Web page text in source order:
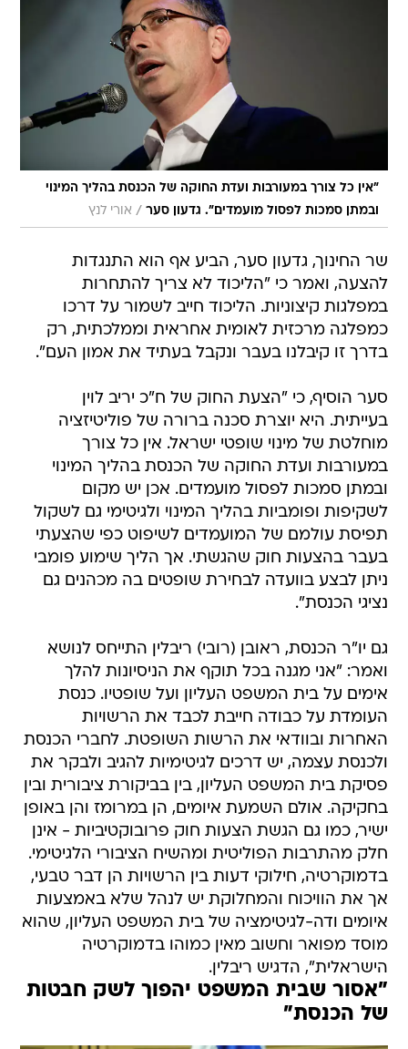
"אין כל צורך במעורבות ועדת החוקה של הכנסת בהליך המינוי
ובמתן סמכות לפסול מועמדים". גדעון סער / אורי לנץ
שר החינוך, גדעון סער, הביע אף הוא התנגדות
להצעה, ואמר כי "הליכוד לא צריך להתחרות
במפלגות קיצוניות. הליכוד חייב לשמור על דרכו
כמפלגה מרכזית לאומית אחראית וממלכתית, רק
בדרך זו קיבלנו בעבר ונקבל בעתיד את אמון העם".
סער הוסיף, כי "הצעת החוק של ח"כ יריב לוין
בעייתית. היא יוצרת סכנה ברורה של פוליטיזציה
מוחלטת של מינוי שופטי ישראל. אין כל צורך
במעורבות ועדת החוקה של הכנסת בהליך המינוי
ובמתן סמכות לפסול מועמדים. אכן יש מקום
לשקיפות ופומביות בהליך המינוי ולגיטימי גם לשקול
תפיסת עולמם של המועמדים לשיפוט כפי שהצעתי
בעבר בהצעות חוק שהגשתי. אך הליך שימוע פומבי
ניתן לבצע בוועדה לבחירת שופטים בה מכהנים גם
נציגי הכנסת".
גם יו"ר הכנסת, ראובן (רובי) ריבלין התייחס לנושא
ואמר: "אני מגנה בכל תוקף את הניסיונות להלך
אימים על בית המשפט העליון ועל שופטיו. כנסת
העומדת על כבודה חייבת לכבד את הרשויות
האחרות ובוודאי את הרשות השופטת. לחברי הכנסת
ולכנסת עצמה, יש דרכים לגיטימיות להגיב ולבקר את
פסיקת בית המשפט העליון, בין בביקורת ציבורית ובין
בחקיקה. אולם השמעת איומים, הן במרומז והן באופן
ישיר, כמו גם הגשת הצעות חוק פרובוקטיביות - אינן
חלק מהתרבות הפוליטית ומהשיח הציבורי הלגיטימי.
בדמוקרטיה, חילוקי דעות בין הרשויות הן דבר טבעי,
אך את הוויכוח והמחלוקת יש לנהל שלא באמצעות
איומים ודה-לגיטימציה של בית המשפט העליון, שהוא
מוסד מפואר וחשוב מאין כמוהו בדמוקרטיה
הישראלית", הדגיש ריבלין.
"אסור שבית המשפט יהפוך לשק חבטות
של הכנסת"